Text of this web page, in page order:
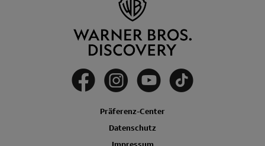
Präferenz-Center
Datenschutz